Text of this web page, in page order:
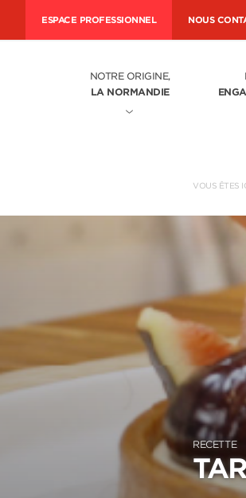
ESPACE PROFESSIONNEL NOUS
NOTRE ORIGINE,
LA NORMANDIE
VOUS ÊTES
RECETTE